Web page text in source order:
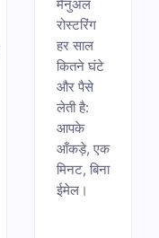
मैनुअल
रोस्टरिंग
हर साल
कितने घंटे
और पैसे
लेती है:
आपके
आँकड़े, एक
मिनट, बिना
ईमेल।